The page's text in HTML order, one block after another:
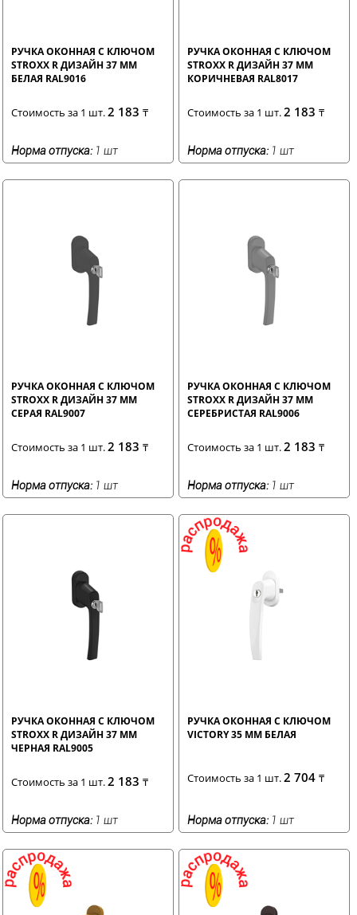
РУЧКА ОКОННАЯ С КЛЮЧОМ
STROXX R ДИЗАЙН 37 ММ
БЕЛАЯ RAL9016
Стоимость за 1 шт.2 183 ₸
Норма отпуска: 1 шт
РУЧКА ОКОННАЯ С КЛЮЧОМ
STROXX R ДИЗАЙН 37 ММ
КОРИЧНЕВАЯ RAL8017
Стоимость за 1 шт.2 183₸
Норма отпуска: 1 шт
РУЧКА ОКОННАЯ С КЛЮЧОМ
STROXX R ДИЗАЙН 37 ММ
СЕРАЯ RAL9007
Стоимость за 1 шт.2 183 ₸
Норма отпуска: 1 шт
РУЧКА ОКОННАЯ С КЛЮЧОМ
STROXX R ДИЗАЙН 37 ММ
СЕРЕБРИСТАЯ RAL9006
Стоимость за 1 шт.2 183₸
Норма отпуска: 1 шт
РУЧКА ОКОННАЯ С КЛЮЧОМ
STROXX R ДИЗАЙН 37 ММ
ЧЕРНАЯ RAL9005
Стоимость за 1 шт.2 183 ₸
Норма отпуска: 1 шт
РУЧКА ОКОННАЯ С КЛЮЧОМ
VICTORY 35 ММ БЕЛАЯ
Стоимость за 1 шт.2 704₸
Норма отпуска: 1 шт